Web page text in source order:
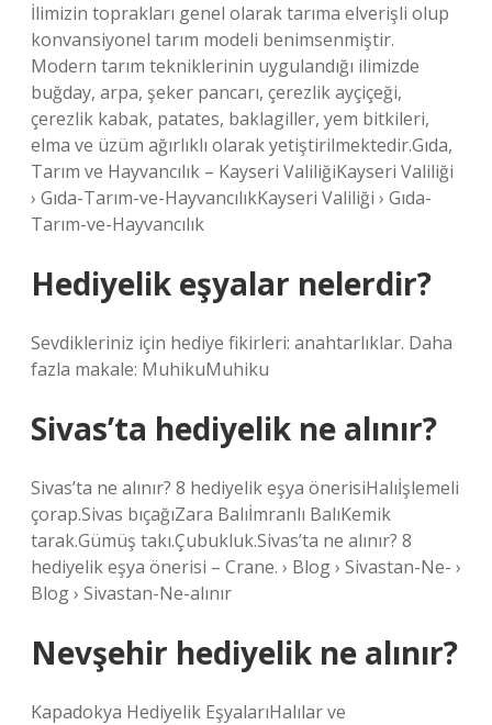
İlimizin toprakları genel olarak tarıma elverişli olup
konvansiyonel tarım modeli benimsenmiştir.
Modern tarım tekniklerinin uygulandığı ilimizde
buğday, arpa, şeker pancarı, çerezlik ayçiçeği,
çerezlik kabak, patates, baklagiller, yem bitkileri,
elma ve üzüm ağırlıklı olarak yetiştirilmektedir.Gıda,
Tarım ve Hayvancılık – Kayseri ValiliğiKayseri Valiliği
› Gıda-Tarım-ve-HayvancılıkKayseri Valiliği › Gıda-
Tarım-ve-Hayvancılık
Hediyelik eşyalar nelerdir?
Sevdikleriniz için hediye fikirleri: anahtarlıklar. Daha
fazla makale: MuhikuMuhiku
Sivas’ta hediyelik ne alınır?
Sivas’ta ne alınır? 8 hediyelik eşya önerisiHalıİşlemeli
çorap.Sivas bıçağıZara Balıİmranlı BalıKemik
tarak.Gümüş takı.Çubukluk.Sivas’ta ne alınır? 8
hediyelik eşya önerisi – Crane. › Blog › Sivastan-Ne- ›
Blog › Sivastan-Ne-alınır
Nevşehir hediyelik ne alınır?
Kapadokya Hediyelik EşyalarıHalılar ve